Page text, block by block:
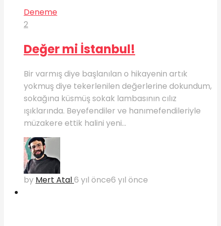
Deneme
2
Değer mi İstanbul!
Bir varmış diye başlanılan o hikayenin artık
yokmuş diye tekerlenilen değerlerine dokundum,
sokağına küsmüş sokak lambasının cılız
ışıklarında. Beyefendiler ve hanımefendileriyle
müzakere ettik halini yeni...
by Mert Atal6 yıl önce6 yıl önce